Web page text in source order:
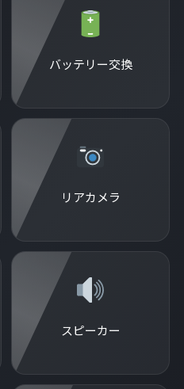
バッテリー交換
リアカメラ
スピーカー